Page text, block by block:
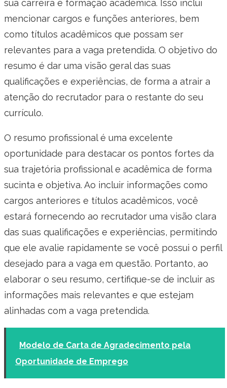
sua carreira e formação acadêmica. Isso inclui
mencionar cargos e funções anteriores, bem
como títulos acadêmicos que possam ser
relevantes para a vaga pretendida. O objetivo do
resumo é dar uma visão geral das suas
qualificações e experiências, de forma a atrair a
atenção do recrutador para o restante do seu
currículo.
O resumo profissional é uma excelente
oportunidade para destacar os pontos fortes da
sua trajetória profissional e acadêmica de forma
sucinta e objetiva. Ao incluir informações como
cargos anteriores e títulos acadêmicos, você
estará fornecendo ao recrutador uma visão clara
das suas qualificações e experiências, permitindo
que ele avalie rapidamente se você possui o perfil
desejado para a vaga em questão. Portanto, ao
elaborar o seu resumo, certifique-se de incluir as
informações mais relevantes e que estejam
alinhadas com a vaga pretendida.
Modelo de Carta de Agradecimento pela
Oportunidade de Emprego